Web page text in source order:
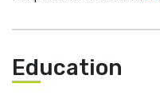
Education